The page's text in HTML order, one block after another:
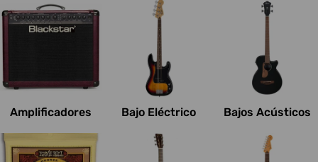
e
s
:
Amplificadores Bajo Eléctrico Bajos Acústicos